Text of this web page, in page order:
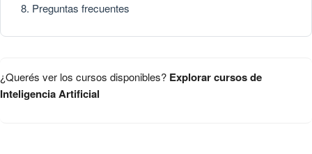
Preguntas frecuentes
¿Querés ver los cursos disponibles? Explorar cursos de
Inteligencia Artificial